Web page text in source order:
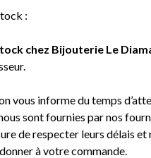
:
chez Bijouterie Le
vous informe du temps
sont fournies par nos
de respecter leurs délais
à votre commande.